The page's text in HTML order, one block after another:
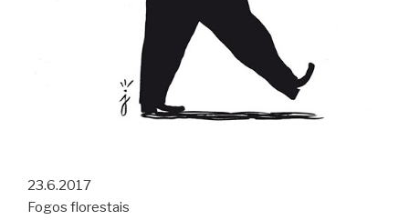
23.6.2017
Fogos florestais